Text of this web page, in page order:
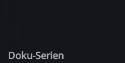
Doku-Serien